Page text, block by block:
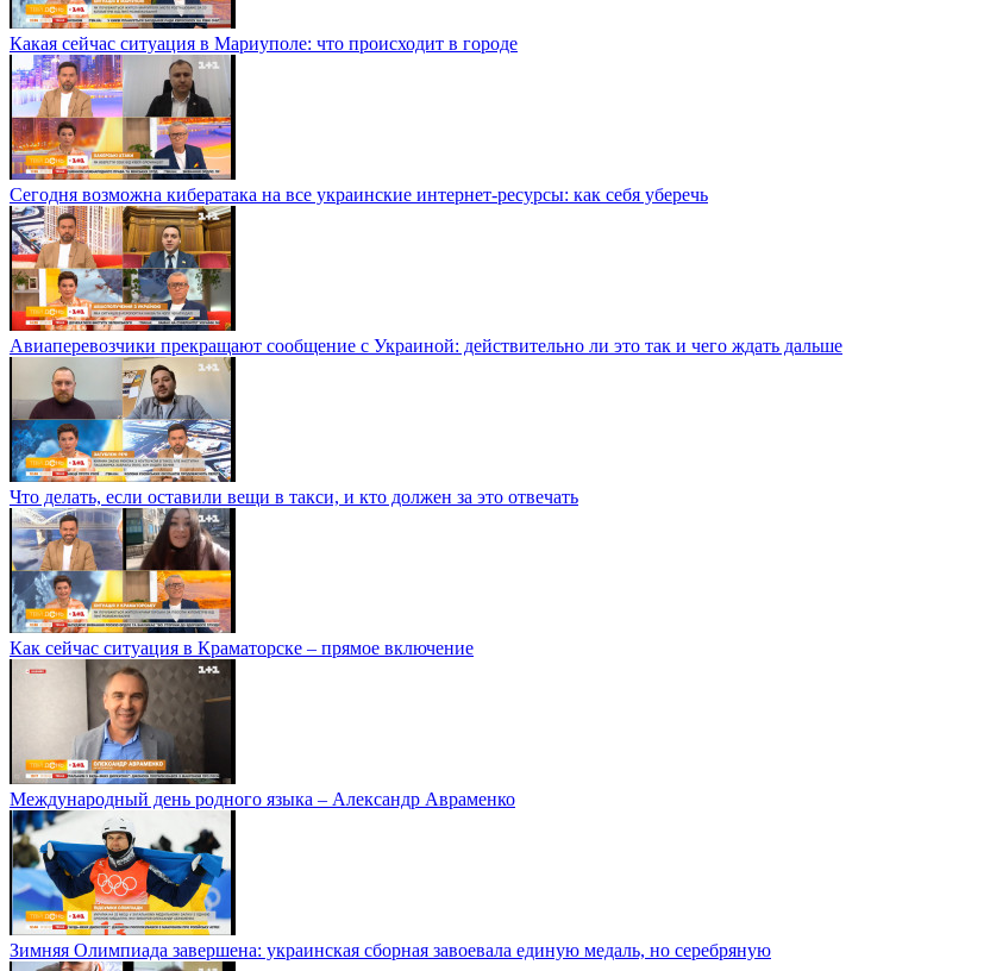
Какая сейчас ситуация в Мариуполе: что происходит в городе
Сегодня возможна кибератака на все украинские интернет-ресурсы: как себя уберечь
Авиаперевозчики прекращают сообщение с Украиной: действительно ли это так и чего ждать дальше
Что делать, если оставили вещи в такси, и кто должен за это отвечать
Как сейчас ситуация в Краматорске – прямое включение
Международный день родного языка – Александр Авраменко
Зимняя Олимпиада завершена: украинская сборная завоевала единую медаль, но серебряную